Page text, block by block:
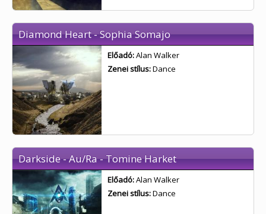
Diamond Heart - Sophia Somajo
Előadó:Alan Walker
Zenei stílus:Dance
Darkside - Au/Ra - Tomine Harket
Előadó:Alan Walker
Zenei stílus:Dance